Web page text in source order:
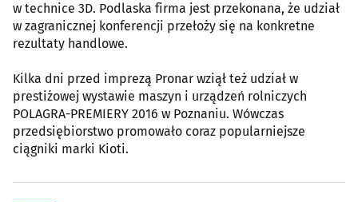
w technice 3D. Podlaska firma jest przekonana, że udział
w zagranicznej konferencji przełoży się na konkretne
rezultaty handlowe.
Kilka dni przed imprezą Pronar wziął też udział w
prestiżowej wystawie maszyn i urządzeń rolniczych
POLAGRA-PREMIERY 2016 w Poznaniu. Wówczas
przedsiębiorstwo promowało coraz popularniejsze
ciągniki marki Kioti.